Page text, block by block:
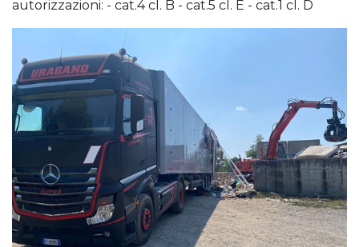
autorizzazioni: - cat.4 cl. B - cat.5 cl. E - cat.1 cl. D